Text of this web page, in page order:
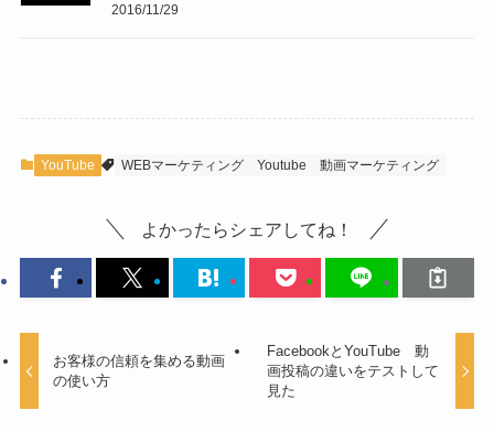
2016/11/29
YouTube WEBマーケティング Youtube 動画マーケティング
よかったらシェアしてね！
お客様の信頼を集める動画
の使い方
FacebookとYouTube 動
画投稿の違いをテストして
見た